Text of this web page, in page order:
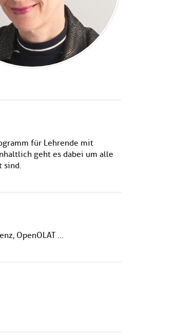
für Lehrende mit
geht es dabei um alle
sind.
OpenOLAT ...